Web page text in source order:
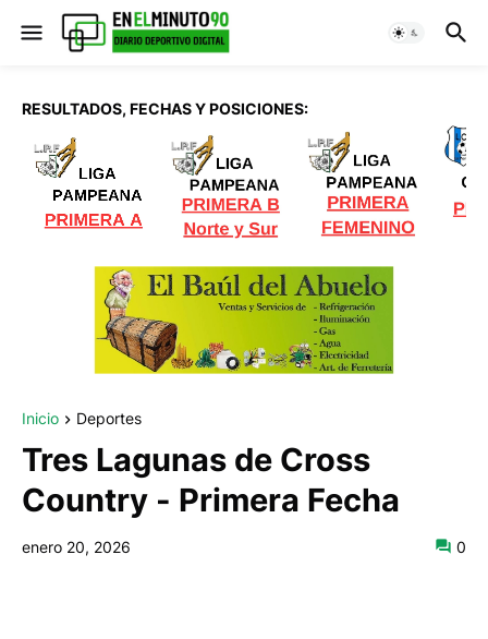
RESULTADOS, FECHAS Y POSICIONES:
Inicio Deportes
Tres Lagunas de Cross
Country - Primera Fecha
enero 20, 2026 0